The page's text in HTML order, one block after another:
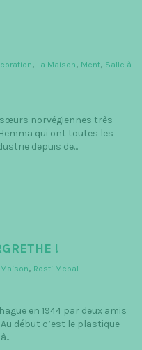
, La Maison, Ment, Salle à
sœurs norvégiennes très
qui ont toutes les
depuis de...
!
Maison, Rosti Mepal
en 1944 par deux amis
début c’est le plastique